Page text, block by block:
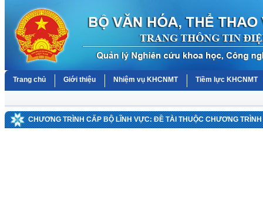
Trang chủ Giới thiệu Nhiệm vụ KHCNMT Tiềm lực KHCNMT
CHƯƠNG TRÌNH CẤP BỘ LĨNH VỰC: ĐỀ TÀI THUỘC CHƯƠNG